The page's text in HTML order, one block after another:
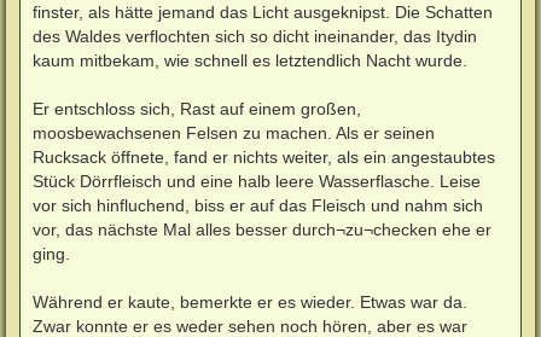
finster, als hätte jemand das Licht ausgeknipst. Die Schatten
des Waldes verflochten sich so dicht ineinander, das Itydin
kaum mitbekam, wie schnell es letztendlich Nacht wurde.
Er entschloss sich, Rast auf einem großen,
moosbewachsenen Felsen zu machen. Als er seinen
Rucksack öffnete, fand er nichts weiter, als ein angestaubtes
Stück Dörrfleisch und eine halb leere Wasserflasche. Leise
vor sich hinfluchend, biss er auf das Fleisch und nahm sich
vor, das nächste Mal alles besser durch¬zu¬checken ehe er
ging.
Während er kaute, bemerkte er es wieder. Etwas war da.
Zwar konnte er es weder sehen noch hören, aber es war